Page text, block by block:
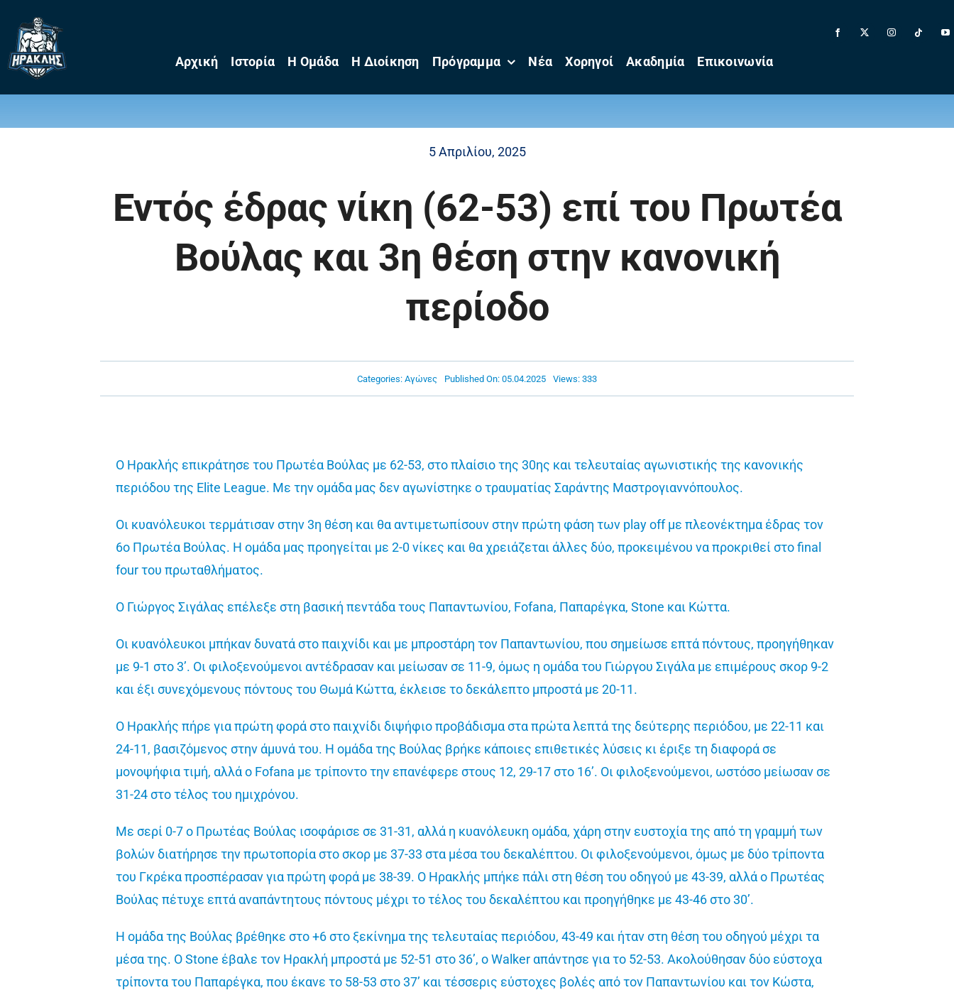
content
Αρχική Ιστορία Η Ομάδα Η Διοίκηση Πρόγραμμα Νέα Χορηγοί Ακαδημία Επικοινωνία
5 Απριλίου, 2025
Εντός έδρας νίκη (62-53) επί του Πρωτέα
Βούλας και 3η θέση στην κανονική
περίοδο
Categories: Αγώνες Published On: 05.04.2025 Views: 333
Ο Ηρακλής επικράτησε του Πρωτέα Βούλας με 62-53, στο πλαίσιο της 30ης και τελευταίας αγωνιστικής της κανονικής
περιόδου της Elite League. Με την ομάδα μας δεν αγωνίστηκε ο τραυματίας Σαράντης Μαστρογιαννόπουλος.
Οι κυανόλευκοι τερμάτισαν στην 3η θέση και θα αντιμετωπίσουν στην πρώτη φάση των play off με πλεονέκτημα έδρας τον
6ο Πρωτέα Βούλας. Η ομάδα μας προηγείται με 2-0 νίκες και θα χρειάζεται άλλες δύο, προκειμένου να προκριθεί στο final
four του πρωταθλήματος.
Ο Γιώργος Σιγάλας επέλεξε στη βασική πεντάδα τους Παπαντωνίου, Fofana, Παπαρέγκα, Stone και Κώττα.
Οι κυανόλευκοι μπήκαν δυνατά στο παιχνίδι και με μπροστάρη τον Παπαντωνίου, που σημείωσε επτά πόντους, προηγήθηκαν
με 9-1 στο 3’. Οι φιλοξενούμενοι αντέδρασαν και μείωσαν σε 11-9, όμως η ομάδα του Γιώργου Σιγάλα με επιμέρους σκορ 9-2
και έξι συνεχόμενους πόντους του Θωμά Κώττα, έκλεισε το δεκάλεπτο μπροστά με 20-11.
Ο Ηρακλής πήρε για πρώτη φορά στο παιχνίδι διψήφιο προβάδισμα στα πρώτα λεπτά της δεύτερης περιόδου, με 22-11 και
24-11, βασιζόμενος στην άμυνά του. Η ομάδα της Βούλας βρήκε κάποιες επιθετικές λύσεις κι έριξε τη διαφορά σε
μονοψήφια τιμή, αλλά ο Fofana με τρίποντο την επανέφερε στους 12, 29-17 στο 16’. Οι φιλοξενούμενοι, ωστόσο μείωσαν σε
31-24 στο τέλος του ημιχρόνου.
Με σερί 0-7 ο Πρωτέας Βούλας ισοφάρισε σε 31-31, αλλά η κυανόλευκη ομάδα, χάρη στην ευστοχία της από τη γραμμή των
βολών διατήρησε την πρωτοπορία στο σκορ με 37-33 στα μέσα του δεκαλέπτου. Οι φιλοξενούμενοι, όμως με δύο τρίποντα
του Γκρέκα προσπέρασαν για πρώτη φορά με 38-39. Ο Ηρακλής μπήκε πάλι στη θέση του οδηγού με 43-39, αλλά ο Πρωτέας
Βούλας πέτυχε επτά αναπάντητους πόντους μέχρι το τέλος του δεκαλέπτου και προηγήθηκε με 43-46 στο 30’.
Η ομάδα της Βούλας βρέθηκε στο +6 στο ξεκίνημα της τελευταίας περιόδου, 43-49 και ήταν στη θέση του οδηγού μέχρι τα
μέσα της. Ο Stone έβαλε τον Ηρακλή μπροστά με 52-51 στο 36’, ο Walker απάντησε για το 52-53. Ακολούθησαν δύο εύστοχα
τρίποντα του Παπαρέγκα, που έκανε το 58-53 στο 37’ και τέσσερις εύστοχες βολές από τον Παπαντωνίου και τον Κώστα,